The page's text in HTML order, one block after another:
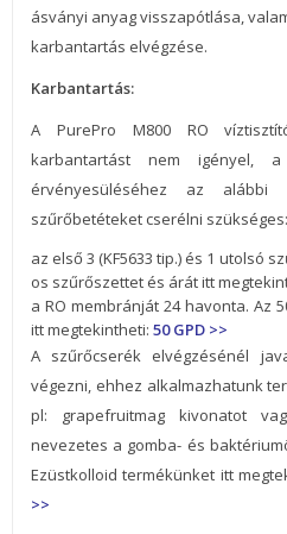
ásványi anyag visszapótlása,
karbantartás elvégzése.
Karbantartás:
A PurePro M800 RO
karbantartást nem igényel,
érvényesüléséhez az alábbi
szűrőbetéteket cserélni szükséges:
az első 3 (KF5633 tip.) és 1 utolsó
os szűrőszettet és árát itt
a RO membránját 24 havonta. Az
itt megtekintheti: 50 GPD >>
A szűrőcserék elvégzésénél
végezni, ehhez alkalmazhatunk
pl: grapefruitmag kivonatot
nevezetes a gomba- és
Ezüstkolloid termékünket itt
>>